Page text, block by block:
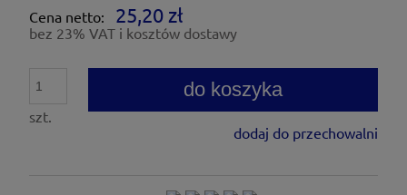
Cena netto:
25,20 zł
bez 23% VAT i kosztów dostawy
szt.
do koszyka
dodaj do przechowalni